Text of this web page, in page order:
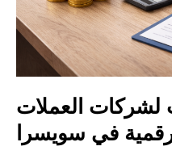
العملات
في سويسرا